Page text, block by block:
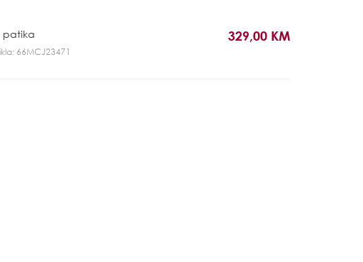
patika
66MCJ23471
329,00 KM